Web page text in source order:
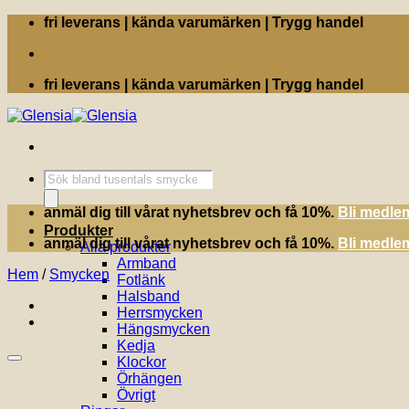
Skip
content
fri leverans | kända varumärken | Trygg handel
fri leverans | kända varumärken | Trygg handel
Produktsökning
Produkter
Alla produkter
Armband
Fotlänk
Halsband
Herrsmycken
Hängsmycken
Kedja
Klockor
Örhängen
Övrigt
anmäl dig till vårat nyhetsbrev och få 10%. Bli
anmäl dig till vårat nyhetsbrev och få 10%. Bli
Hem / Smycken